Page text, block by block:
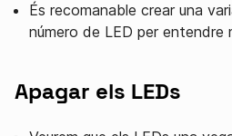
És recomanable crear una
número de LED per entendre
Apagar els LEDs